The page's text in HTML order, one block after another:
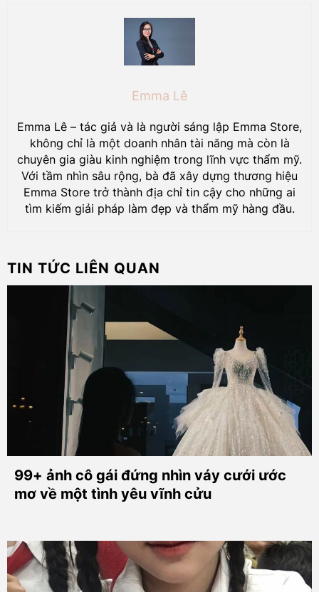
Emma Lê
Emma Lê – tác giả và là người sáng lập Emma Store,
không chỉ là một doanh nhân tài năng mà còn là
chuyên gia giàu kinh nghiệm trong lĩnh vực thẩm mỹ.
Với tầm nhìn sâu rộng, bà đã xây dựng thương hiệu
Emma Store trở thành địa chỉ tin cậy cho những ai
tìm kiếm giải pháp làm đẹp và thẩm mỹ hàng đầu.
TIN TỨC LIÊN QUAN
99+ ảnh cô gái đứng nhìn váy cưới ước
mơ về một tình yêu vĩnh cửu